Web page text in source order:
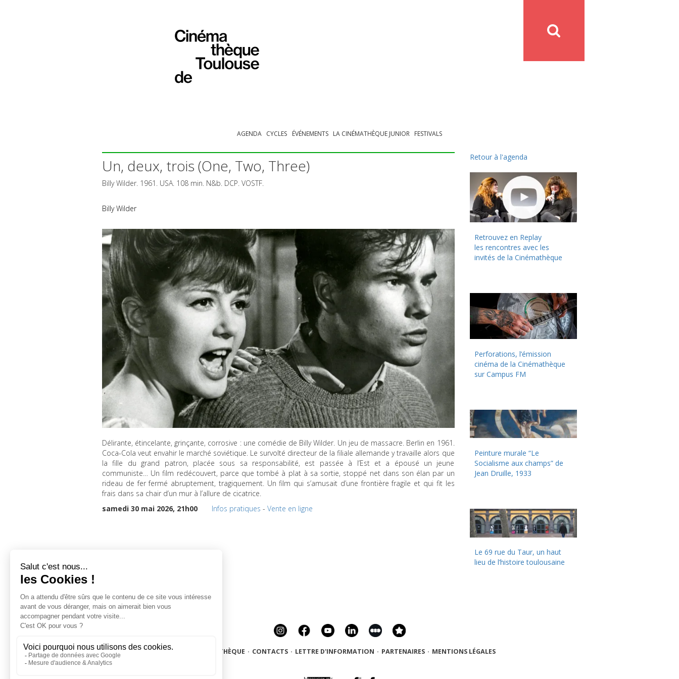
AGENDA CYCLES ÉVÉNEMENTS LA CINÉMATHÈQUE JUNIOR FESTIVALS
Un, deux, trois (One, Two, Three)
Billy Wilder. 1961. USA. 108 min. N&b. DCP. VOSTF.
Billy Wilder
Délirante, étincelante, grinçante, corrosive : une comédie de Billy Wilder. Un jeu de massacre. Berlin en 1961.
Coca-Cola veut envahir le marché soviétique. Le survolté directeur de la filiale allemande y travaille alors que
la fille du grand patron, placée sous sa responsabilité, est passée à l’Est et a épousé un jeune
communiste… Un film redécouvert, parce que tombé à plat à sa sortie, stoppé net dans son élan par un
rideau de fer fermé abruptement, tragiquement. Un film qui s’amusait d’une frontière fragile et qui fit les
frais dans sa chair d’un mur à l’allure de cicatrice.
samedi 30 mai 2026, 21h00
Infos pratiques - Vente en ligne
Retour à l'agenda
Retrouvez en Replay
les rencontres avec les
invités de la Cinémathèque
Perforations, l’émission
cinéma de la Cinémathèque
sur Campus FM
Peinture murale “Le
Socialisme aux champs” de
Jean Druille, 1933
Le 69 rue du Taur, un haut
lieu de l’histoire toulousaine
LA CINÉMATHÈQUE · CONTACTS · LETTRE D'INFORMATION · PARTENAIRES · MENTIONS LÉGALES